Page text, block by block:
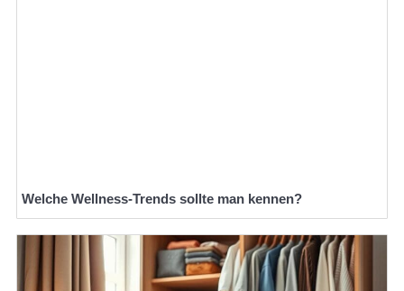
Welche Wellness-Trends sollte man kennen?